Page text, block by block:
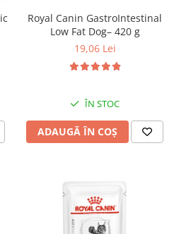
Royal Canin GastroIntestinal
Low Fat Dog– 420 g
19,06 Lei
ÎN STOC
ADAUGĂ ÎN COȘ